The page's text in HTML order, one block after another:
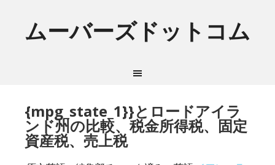
ムーバーズドットコム
{mpg_state_1}}とロードアイラ
ンド州の比較、税金所得税、固定
資産税、売上税